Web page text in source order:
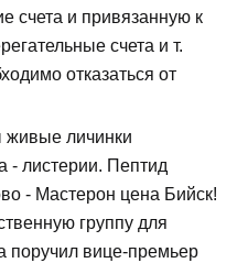
счета и привязанную к
счета и т.
отказаться от
живые личинки
- листерии. Пептид
- Мастерон цена Бийск!
группу для
поручил вице-премьер